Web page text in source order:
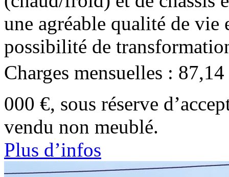
une agréable qualité de
possibilité de
Charges mensuelles :
000 €, sous réserve
vendu non meublé.
Plus d’infos